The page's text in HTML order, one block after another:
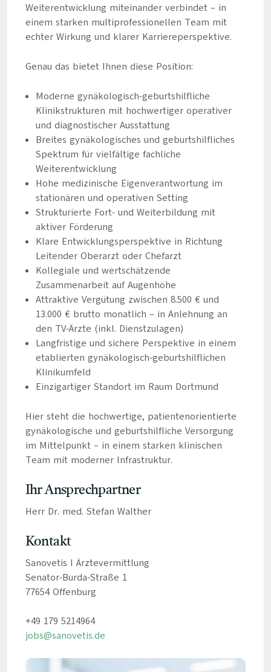
Weiterentwicklung miteinander verbindet – in
einem starken multiprofessionellen Team mit
echter Wirkung und klarer Karriereperspektive.
Genau das bietet Ihnen diese Position:
Moderne gynäkologisch-geburtshilfliche
Klinikstrukturen mit hochwertiger operativer
und diagnostischer Ausstattung
Breites gynäkologisches und geburtshilfliches
Spektrum für vielfältige fachliche
Weiterentwicklung
Hohe medizinische Eigenverantwortung im
stationären und operativen Setting
Strukturierte Fort- und Weiterbildung mit
aktiver Förderung
Klare Entwicklungsperspektive in Richtung
Leitender Oberarzt oder Chefarzt
Kollegiale und wertschätzende
Zusammenarbeit auf Augenhöhe
Attraktive Vergütung zwischen 8.500 € und
13.000 € brutto monatlich – in Anlehnung an
den TV-Ärzte (inkl. Dienstzulagen)
Langfristige und sichere Perspektive in einem
etablierten gynäkologisch-geburtshilflichen
Klinikumfeld
Einzigartiger Standort im Raum Dortmund
Hier steht die hochwertige, patientenorientierte
gynäkologische und geburtshilfliche Versorgung
im Mittelpunkt – in einem starken klinischen
Team mit moderner Infrastruktur.
Ihr Ansprechpartner
Herr Dr. med. Stefan Walther
Kontakt
Sanovetis I Ärztevermittlung
Senator-Burda-Straße 1
77654 Offenburg
+49 179 5214964
jobs@sanovetis.de